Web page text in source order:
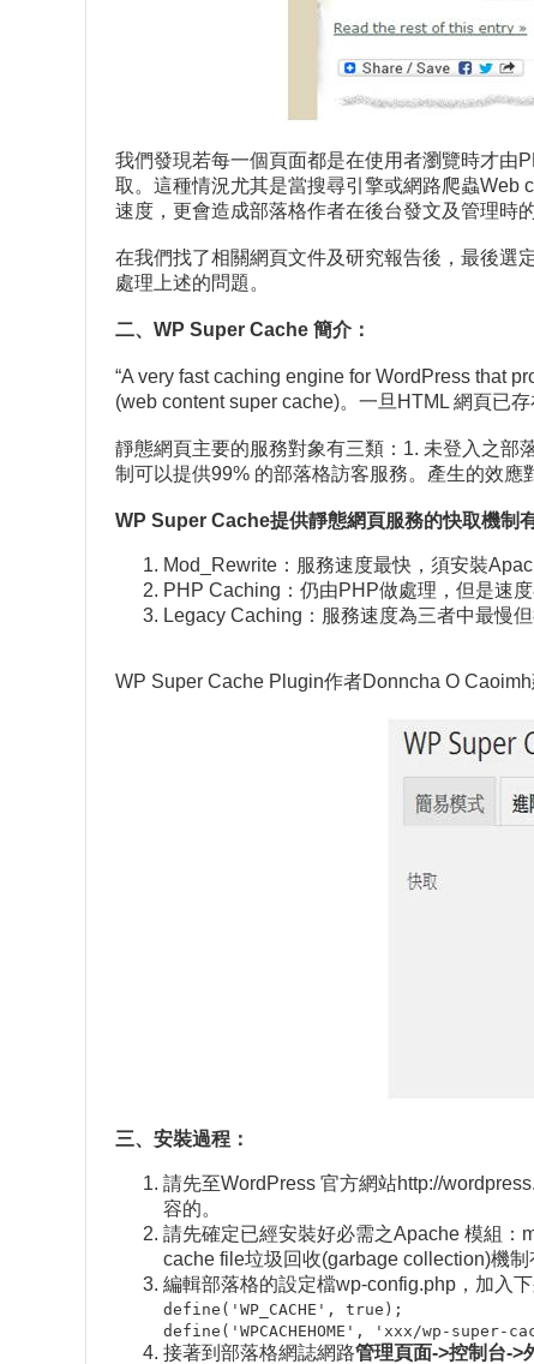
我們發現若每一個頁面都是在使用者瀏覽時才由
取。這種情況尤其是當搜尋引擎或網路爬蟲Web
速度，更會造成部落格作者在後台發文及管理時
在我們找了相關網頁文件及研究報告後，最後選
處理上述的問題。
二、WP Super Cache 簡介：
“A very fast caching engine for WordPress that
(web content super cache)。一旦HTML 網頁已
靜態網頁主要的服務對象有三類：1. 未登入之部
制可以提供99% 的部落格訪客服務。產生的效應
WP Super Cache提供靜態網頁服務的快取機制
Mod_Rewrite：服務速度最快，須安裝
PHP Caching：仍由PHP做處理，但是速
Legacy Caching：服務速度為三者中最慢但
WP Super Cache Plugin作者Donncha O
三、安裝過程：
請先至WordPress 官方網站http://
容的。
請先確定已經安裝好必需之Apache 模組：
cache file垃圾回收(garbage collection)機制
編輯部落格的設定檔wp-config.php，加入
define('WP_CACHE', true);
define('WPCACHEHOME', 'xxx/wp-super-
接著到部落格網誌網路管理頁面->控制台->